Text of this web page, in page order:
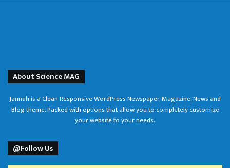
About Science MAG
Jannah is a Clean Responsive WordPress Newspaper, Magazine, News and
Blog theme. Packed with options that allow you to completely customize
your website to your needs.
@Follow Us